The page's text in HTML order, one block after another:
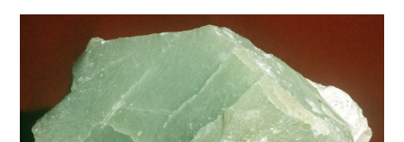
2 효감천
3 매사냥
4
다리
동강대학교
6 북조선임시인민위원회